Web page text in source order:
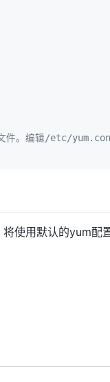
件。编辑/etc/
使用默认的yum配置